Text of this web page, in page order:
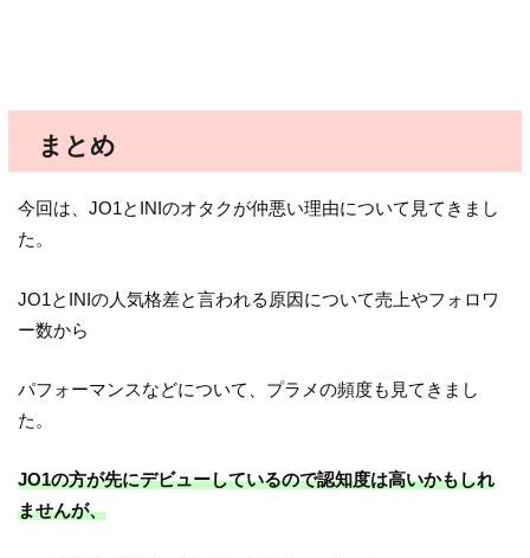
まとめ
今回は、JO1とINIのオタクが仲悪い理由について見てきまし
た。
JO1とINIの人気格差と言われる原因について売上やフォロワ
ー数から
パフォーマンスなどについて、プラメの頻度も見てきまし
た。
JO1の方が先にデビューしているので認知度は高いかもしれ
ませんが、